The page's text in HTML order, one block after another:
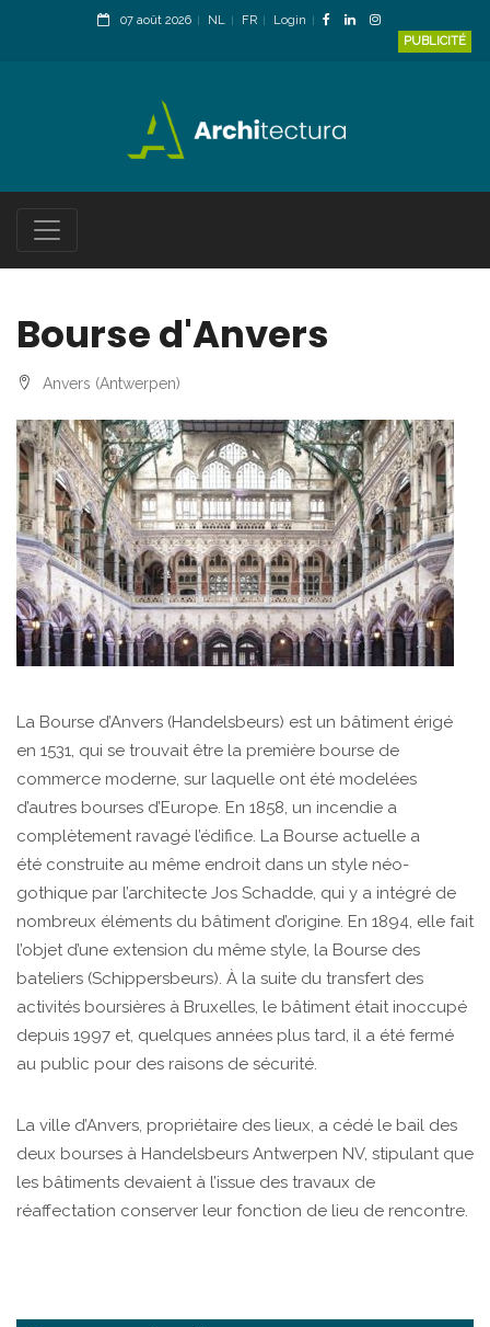
07 août 2026 NL FR
Login
PUBLICITÉ
Bourse d'Anvers
Anvers (Antwerpen)
La Bourse d’Anvers (Handelsbeurs) est un bâtiment érigé
en 1531, qui se trouvait être la première bourse de
commerce moderne, sur laquelle ont été modelées
d’autres bourses d’Europe. En 1858, un incendie a
complètement ravagé l’édifice. La Bourse actuelle a
été construite au même endroit dans un style néo-
gothique par l’architecte Jos Schadde, qui y a intégré de
nombreux éléments du bâtiment d’origine. En 1894, elle fait
l’objet d’une extension du même style, la Bourse des
bateliers (Schippersbeurs). À la suite du transfert des
activités boursières à Bruxelles, le bâtiment était inoccupé
depuis 1997 et, quelques années plus tard, il a été fermé
au public pour des raisons de sécurité.
La ville d’Anvers, propriétaire des lieux, a cédé le bail des
deux bourses à Handelsbeurs Antwerpen NV, stipulant que
les bâtiments devaient à l’issue des travaux de
réaffectation conserver leur fonction de lieu de rencontre.